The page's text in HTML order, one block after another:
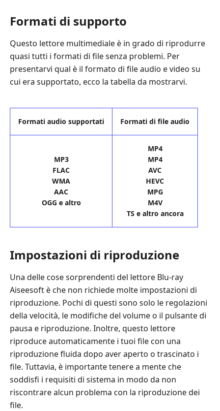
Formati di supporto
Questo lettore multimediale è in grado di riprodurre
quasi tutti i formati di file senza problemi. Per
presentarvi qual è il formato di file audio e video su
cui era supportato, ecco la tabella da mostrarvi.
Formati audio supportati Formati di file audio
MP3
FLAC
WMA
AAC
OGG e altro
MP4
MP4
AVC
HEVC
MPG
M4V
TS e altro ancora
Impostazioni di riproduzione
Una delle cose sorprendenti del lettore Blu-ray
Aiseesoft è che non richiede molte impostazioni di
riproduzione. Pochi di questi sono solo le regolazioni
della velocità, le modifiche del volume o il pulsante di
pausa e riproduzione. Inoltre, questo lettore
riproduce automaticamente i tuoi file con una
riproduzione fluida dopo aver aperto o trascinato i
file. Tuttavia, è importante tenere a mente che
soddisfi i requisiti di sistema in modo da non
riscontrare alcun problema con la riproduzione dei
file.